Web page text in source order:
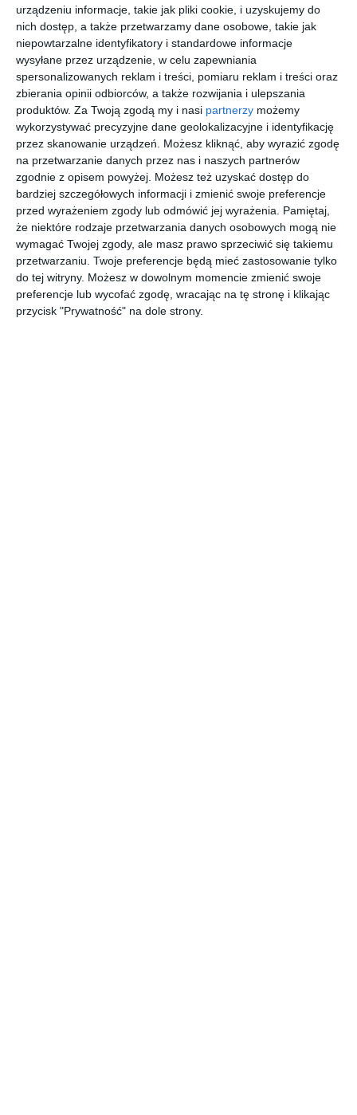
urządzeniu informacje, takie jak pliki cookie, i uzyskujemy do
nich dostęp, a także przetwarzamy dane osobowe, takie jak
niepowtarzalne identyfikatory i standardowe informacje
wysyłane przez urządzenie, w celu zapewniania
spersonalizowanych reklam i treści, pomiaru reklam i treści oraz
zbierania opinii odbiorców, a także rozwijania i ulepszania
produktów. Za Twoją zgodą my i nasi partnerzy możemy
wykorzystywać precyzyjne dane geolokalizacyjne i identyfikację
przez skanowanie urządzeń. Możesz kliknąć, aby wyrazić zgodę
na przetwarzanie danych przez nas i naszych partnerów
zgodnie z opisem powyżej. Możesz też uzyskać dostęp do
bardziej szczegółowych informacji i zmienić swoje preferencje
przed wyrażeniem zgody lub odmówić jej wyrażenia.
Pamiętaj,
że niektóre rodzaje przetwarzania danych osobowych mogą nie
wymagać Twojej zgody, ale masz prawo sprzeciwić się takiemu
przetwarzaniu. Twoje preferencje będą mieć zastosowanie tylko
do tej witryny. Możesz w dowolnym momencie zmienić swoje
preferencje lub wycofać zgodę, wracając na tę stronę i klikając
przycisk "Prywatność" na dole strony.
INSPIRACJA
Łazienka z kolorowymi
płytkami, czarna wanną i
prysznicem
Aranżacja łazienki z kolorowymi płytkami, czarna wanną i
prysznicem
AUTOR:Anna Romik Architektura Wnętrz
DODAJ DO ULUBIONYCH
UDOSTĘPNIJ
Pozostałe zdjęcia w projekcie:Kolorowa łazienka w stylu
glamour